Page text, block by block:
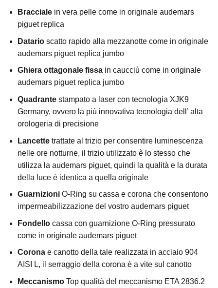
Braccialein vera pelle come in originale audemars
piguet replica
Datario scatto rapido alla mezzanotte come in originale
audemars piguet replica jumbo
Ghiera ottagonale fissain caucciù come in originale
audemars piguet replica jumbo
Quadrantestampato a laser con tecnologia XJK9
Germany, ovvero la più innovativa tecnologia dell’ alta
orologeria di precisione
Lancettetrattate al trizio per consentire luminescenza
nelle ore notturne, il trizio utilizzato è lo stesso che
utilizza la audemars piguet, quindi la qualità e la durata
della luce è identica a quella originale
GuarnizioniO-Ring su cassa e corona che consentono
impermeabilizzazione del vostro audemars piguet
Fondellocassa con guarnizione O-Ring pressurato
come in originale audemars piguet
Coronae canotto della tale realizzata in acciaio 904
AISI L, il serraggio della corona è a vite sul canotto
MeccanismoTop qualità del meccanismo ETA 2836.2